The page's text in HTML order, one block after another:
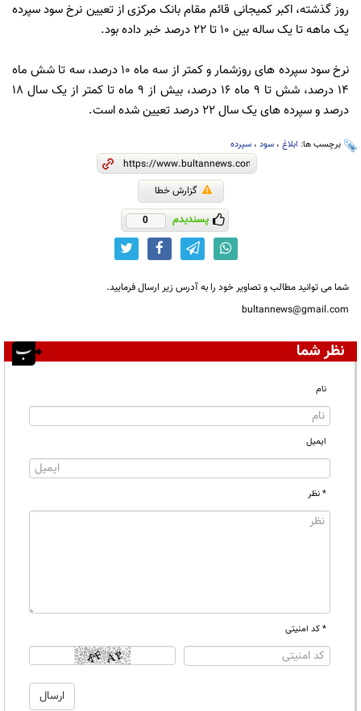
روز گذشته، اکبر کمیجانی قائم مقام بانک مرکزی از تعیین نرخ سود سپرده
یک ماهه تا یک ساله بین 10 تا 22 درصد خبر داده بود.
نرخ سود سپرده های روزشمار و کمتر از سه ماه 10 درصد، سه تا شش ماه
14 درصد، شش تا 9 ماه 16 درصد، بیش از 9 ماه تا کمتر از یک سال 18
درصد و سپرده های یک سال 22 درصد تعیین شده است.
برچسب ها: ابلاغ ، سود ، سپرده
گزارش خطا
پسندیدم 0
شما می توانید مطالب و تصاویر خود را به آدرس زیر ارسال فرمایید.
bultannews@gmail.com
نظر شما
نام
ایمیل
* نظر
* کد امنیتی